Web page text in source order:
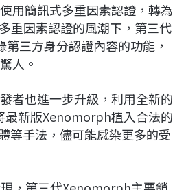
用簡訊式多重因素認證，轉為
重因素認證的風潮下，第三代
三方身分認證內容的功能，
人。
者也進一步升級，利用全新的
新版Xenomorph植入合法的
等手法，儘可能感染更多的受